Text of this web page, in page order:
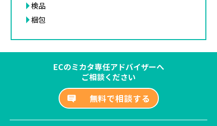
検品
梱包
ECのミカタ専任アドバイザーへ
ご相談ください
無料で相談する